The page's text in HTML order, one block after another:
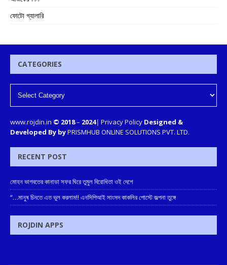
ফোটো গ্যালারি
CATEGORIES
www.rojdin.in © 2018– 2024| Privacy Policy Designed &
Developed By byPRISMHUB ONLINE SOLUTIONS PVT. LTD.
RECENT POST
মোহন ভাগবতের কানাডা সফর ঘিরে তুমুল বিরোধিতা ওই দেশে
“…মানুষ চিনতে এত ভুল করলাম!! এনসিপিআই সাংসদ কাকলির পোস্টে জল্পনা তুঙ্গে
ROJDIN APPS